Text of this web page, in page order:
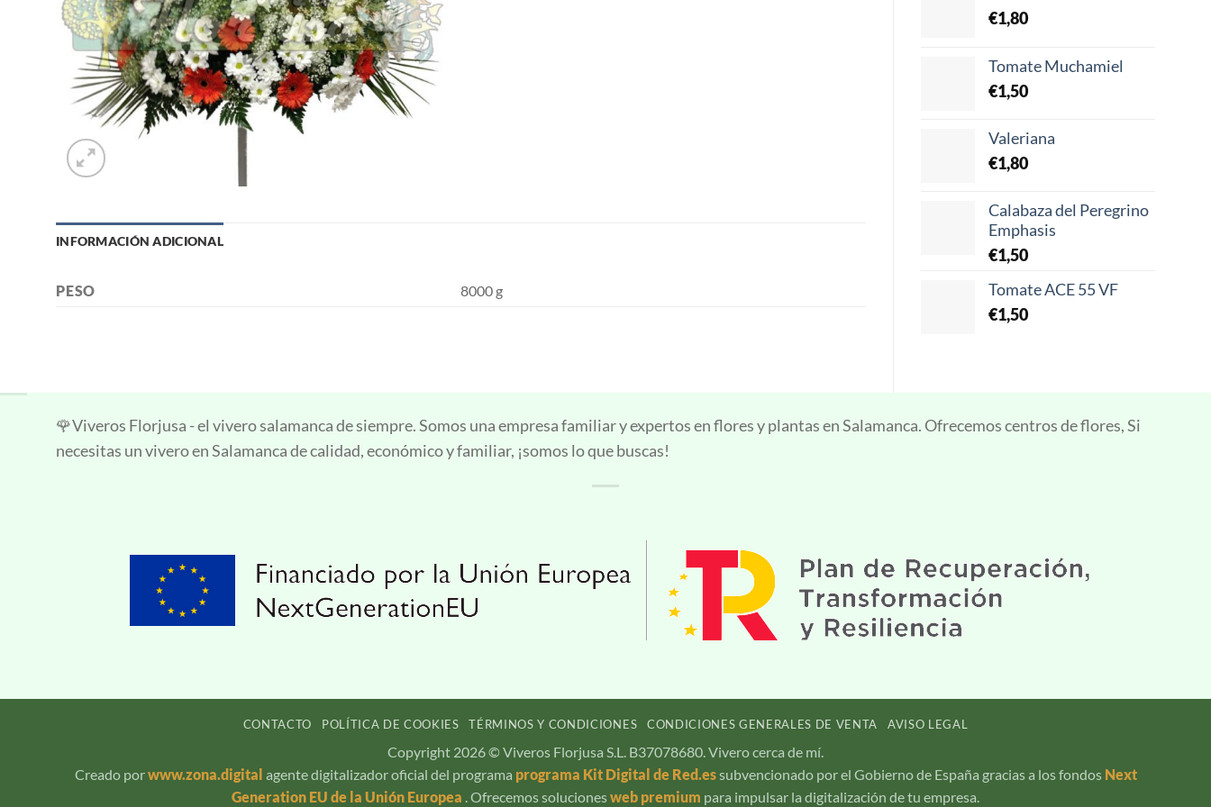
€1,80
Tomate Muchamiel
€1,50
Valeriana
€1,80
Calabaza del Peregrino
Emphasis
€1,50
Tomate ACE 55 VF
€1,50
INFORMACIÓN ADICIONAL
PESO 8000 g
🌹Viveros Florjusa - el vivero salamanca de siempre. Somos una empresa familiar y expertos en flores y plantas en Salamanca. Ofrecemos centros de flores, Si
necesitas un vivero en Salamanca de calidad, económico y familiar, ¡somos lo que buscas!
CONTACTO POLÍTICA DE COOKIES TÉRMINOS Y CONDICIONES CONDICIONES GENERALES DE VENTA AVISO LEGAL
Copyright 2026 © Viveros Florjusa S.L. B37078680. Vivero cerca de mí.
Creado porwww.zona.digital agente digitalizador oficial del programa programa Kit Digital de Red.essubvencionado por el Gobierno de España gracias a los fondos Next
Generation EU de la Unión Europea . Ofrecemos solucionesweb premium para impulsar la digitalización de tu empresa.